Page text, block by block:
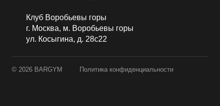
Клуб Воробьевы горы
г. Москва, м. Воробьевы горы
ул. Косыгина, д. 28с22
© 2026 BARGYM Политика конфиденциальности